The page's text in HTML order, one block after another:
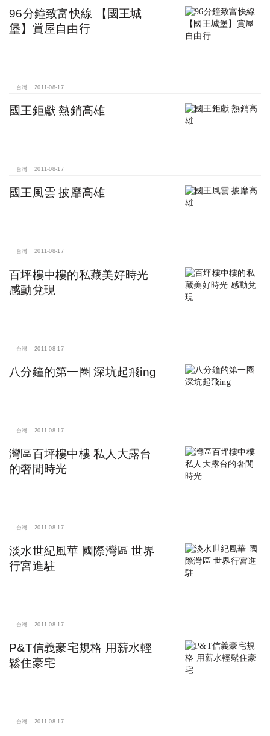
96分鐘致富快線 【國王城
堡】賞屋自由行
台灣 2011-08-17
國王鉅獻 熱銷高雄
台灣 2011-08-17
國王風雲 披靡高雄
台灣 2011-08-17
百坪樓中樓的私藏美好時光
感動兌現
台灣 2011-08-17
八分鐘的第一圈 深坑起飛ing
台灣 2011-08-17
灣區百坪樓中樓 私人大露台
的奢閒時光
台灣 2011-08-17
淡水世紀風華 國際灣區 世界
行宮進駐
台灣 2011-08-17
P&T信義豪宅規格 用薪水輕
鬆住豪宅
台灣 2011-08-17